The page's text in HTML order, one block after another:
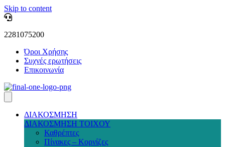
Skip to content
2281075200
Όροι Χρήσης
Συχνές ερωτήσεις
Επικοινωνία
ΔΙΑΚΟΣΜΗΣΗ
ΔΙΑΚΟΣΜΗΣΗ ΤΟΙΧΟΥ
Καθρέπτες
Πίνακες – Κορνίζες